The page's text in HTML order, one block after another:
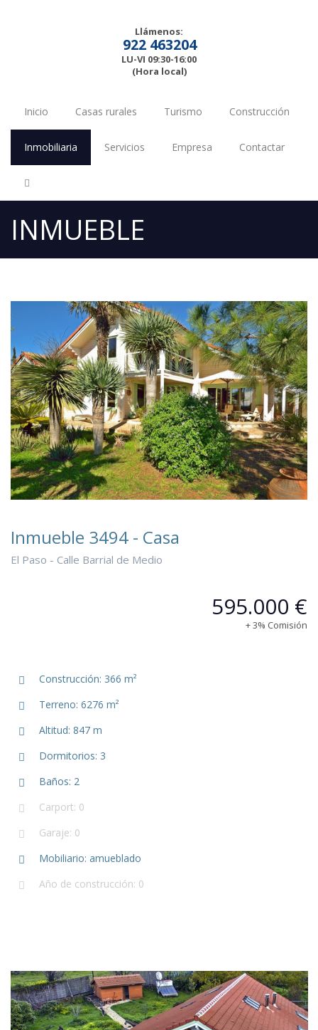
Llámenos:
922 463204
LU-VI 09:30-16:00
(Hora local)
Inicio Casas rurales Turismo Construcción
Inmobiliaria Servicios Empresa Contactar
INMUEBLE
Inmueble 3494 - Casa
El Paso - Calle Barrial de Medio
595.000 €
+ 3% Comisión
Construcción: 366 m²
Terreno: 6276 m²
Altitud: 847 m
Dormitorios: 3
Baños: 2
Carport: 0
Garaje: 0
Mobiliario: amueblado
Año de construcción: 0